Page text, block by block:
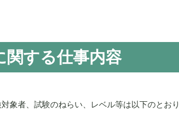
関する仕事内容
象者、試験のねらい、レベル等は以下のとお